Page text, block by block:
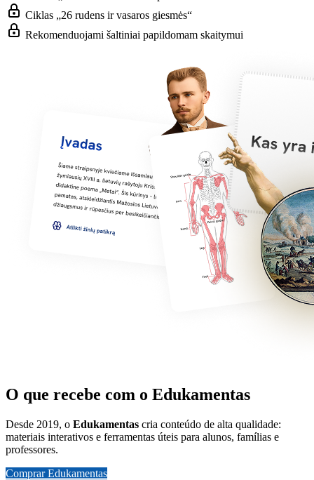
Ciklas „26 rudens ir vasaros giesmės“
Rekomenduojami šaltiniai papildomam skaitymui
O que recebe com o Edukamentas
Desde 2019, o Edukamentas cria conteúdo de alta qualidade:
materiais interativos e ferramentas úteis para alunos, famílias e
professores.
Comprar Edukamentas